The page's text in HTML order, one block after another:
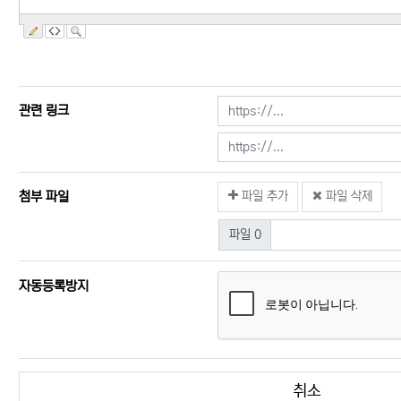
관련 링크
첨부 파일 파일 추가 파일 삭제
파일 0
자동등록방지
취소